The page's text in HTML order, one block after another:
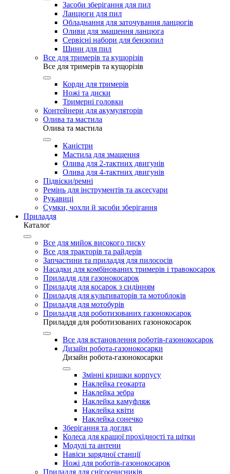
Засоби зберігання для пил
Ланцюги для пил
Обладнання для заточування ланцюгів
Оливи для змащення ланцюга
Сервісні набори для бензопил
Шини для пил
Все для тримерів та кущорізів
Все для тримерів та кущорізів
Корди для тримерів
Ножі та диски
Тримерні головки
Контейнери для акумуляторів
Олива та мастила
Олива та мастила
Каністри
Мастила для змащення
Олива для 2-тактних двигунів
Олива для 4-тактних двигунів
Підвіски/ремні
Ремінь для інструментів та аксесуари
Рукавиці
Сумки, чохли й засоби зберігання
Приладдя
Каталог
Все для мийок високого тиску
Все для тракторів та райдерів
Запчастини та приладдя для пилососів
Насадки для комбінованих тримерів і травокосарок
Приладдя для газонокосарок
Приладдя для косарок з сидінням
Приладдя для культиваторів та мотоблоків
Приладдя для мотобурів
Приладдя для роботизованих газонокосарок
Приладдя для роботизованих газонокосарок
Все для встановлення роботів-газонокосарок
Дизайн робота-газонокосарки
Дизайн робота-газонокосарки
Змінні кришки корпусу
Наклейка геокарта
Наклейка зебра
Наклейка камуфляж
Наклейка квіти
Наклейка сонечко
Зберігання та догляд
Колеса для кращої прохідності та щітки
Модулі та антени
Навіси зарядної станції
Ножі для роботів-газонокосарок
Приладдя для снігоочисників